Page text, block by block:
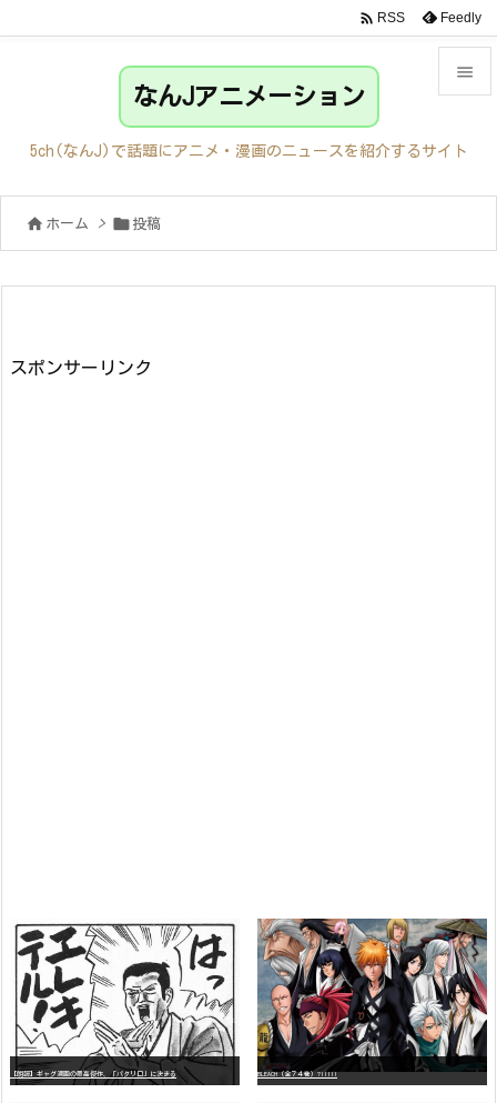

サイド
前へ

 RSS Feedly
なんJアニメーション
5ch(なんJ)で話題にアニメ・漫画のニュースを紹介するサイト
 ホーム >  投稿
スポンサーリンク
【朗報】ギャグ漫画の最高傑作、「パタリロ」に決まる BLEACH（全７４巻）?!!!!!